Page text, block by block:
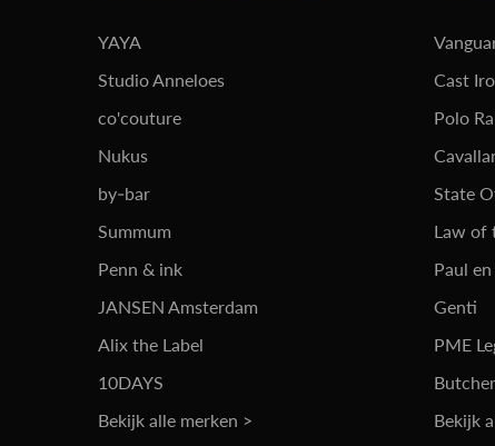
YAYA
Studio Anneloes
co'couture
Nukus
by-bar
Summum
Penn & ink
JANSEN Amsterdam
Alix the Label
10DAYS
Bekijk alle merken >
Cast
Polo
State
Law of
Paul
Genti
PME
Bekijk